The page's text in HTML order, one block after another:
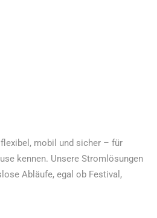
mobil und sicher – für
kennen. Unsere Stromlösungen
Abläufe, egal ob Festival,